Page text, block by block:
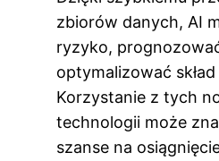
zbiorów danych, AI
ryzyko,
optymalizować
Korzystanie z tych
technologii może
szanse na